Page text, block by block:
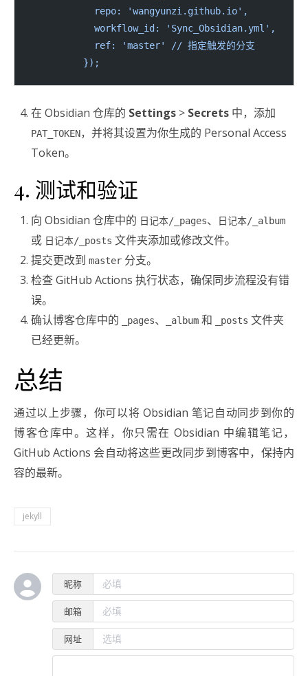
            repo: 'wangyunzi.github.io',
            workflow_id: 'Sync_Obsidian.yml',
            ref: 'master' // 指定触发的分支
          });
在 Obsidian 仓库的 Settings > Secrets 中，添加
PAT_TOKEN，并将其设置为你生成的 Personal Access
Token。
4. 测试和验证
向 Obsidian 仓库中的 日记本/_pages、 日记本/_album
或 日记本/_posts 文件夹添加或修改文件。
提交更改到 master 分支。
检查 GitHub Actions 执行状态，确保同步流程没有错
误。
确认博客仓库中的
_pages、 _album 和 _posts 文件夹
已经更新。
总结
通过以上步骤，你可以将 Obsidian 笔记自动同步到你的
博客仓库中。这样，你只需在 Obsidian 中编辑笔记，
GitHub Actions 会自动将这些更改同步到博客中，保持内
容的最新。
jekyll
昵称
邮箱
网址